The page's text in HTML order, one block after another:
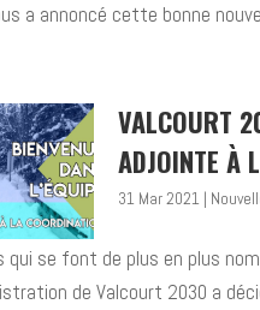
a annoncé cette bonne
VALCOURT
ADJOINTE À
31 Mar 2021 |
qui se font de plus en plus
de Valcourt 2030 a